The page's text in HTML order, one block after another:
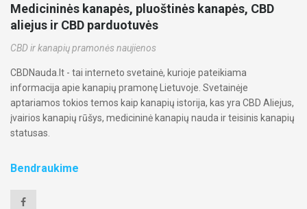
Medicininės kanapės, pluoštinės kanapės, CBD
aliejus ir CBD parduotuvės
CBD ir kanapių pramonės naujienos
CBDNauda.lt - tai interneto svetainė, kurioje pateikiama
informacija apie kanapių pramonę Lietuvoje. Svetainėje
aptariamos tokios temos kaip kanapių istorija, kas yra CBD Aliejus,
įvairios kanapių rūšys, medicininė kanapių nauda ir teisinis kanapių
statusas.
Bendraukime